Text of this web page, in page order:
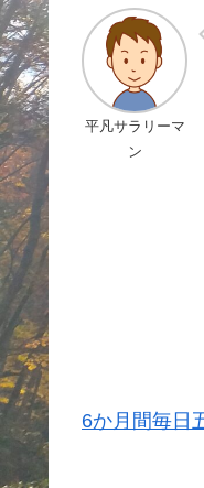
平凡サラリーマ
ン
6か月間毎日